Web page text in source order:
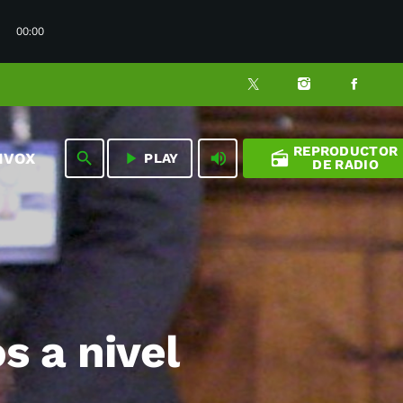
00:00
search play_arrow PLAY volume_up radio REPRODUCTOR
DE RADIO
a nivel